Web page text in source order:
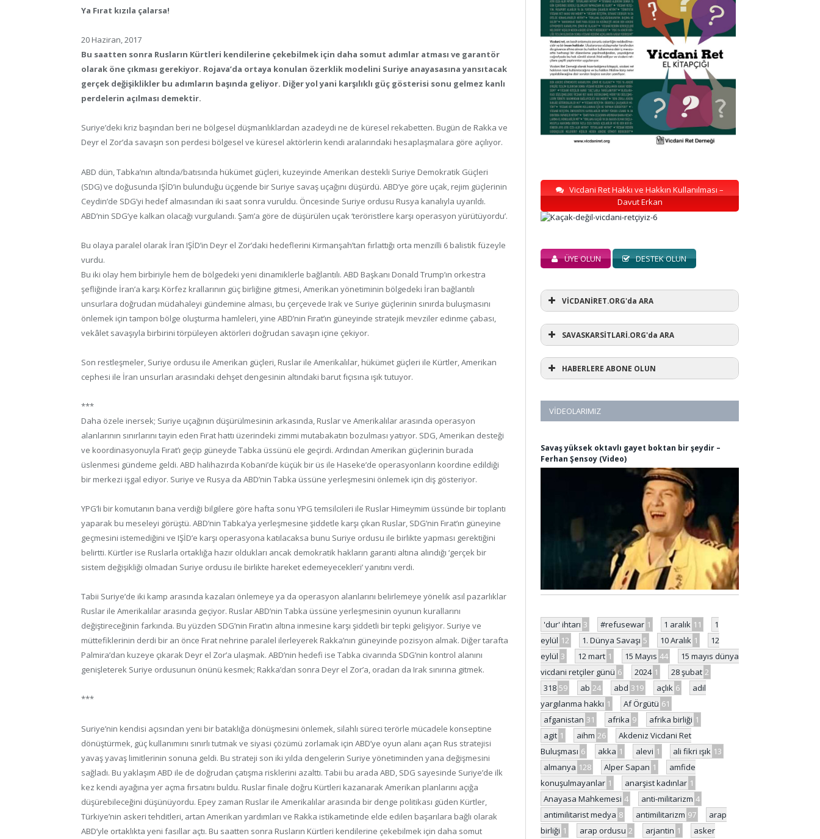
Ya Fırat kızıla çalarsa!
20 Haziran, 2017
Bu saatten sonra Rusların Kürtleri kendilerine çekebilmek için daha somut adımlar atması ve garantör
olarak öne çıkması gerekiyor. Rojava’da ortaya konulan özerklik modelini Suriye anayasasına yansıtacak
gerçek değişiklikler bu adımların başında geliyor. Diğer yol yani karşılıklı güç gösterisi sonu gelmez kanlı
perdelerin açılması demektir.
Suriye’deki kriz başından beri ne bölgesel düşmanlıklardan azadeydi ne de küresel rekabetten. Bugün de Rakka ve
Deyr el Zor’da savaşın son perdesi bölgesel ve küresel aktörlerin kendi aralarındaki hesaplaşmalara göre açılıyor.
ABD dün, Tabka’nın altında/batısında hükümet güçleri, kuzeyinde Amerikan destekli Suriye Demokratik Güçleri
(SDG) ve doğusunda IŞİD’in bulunduğu üçgende bir Suriye savaş uçağını düşürdü. ABD’ye göre uçak, rejim güçlerinin
Ceydin’de SDG’yi hedef almasından iki saat sonra vuruldu. Öncesinde Suriye ordusu Rusya kanalıyla uyarıldı.
ABD’nin SDG’ye kalkan olacağı vurgulandı. Şam’a göre de düşürülen uçak ‘teröristlere karşı operasyon yürütüyordu’.
Bu olaya paralel olarak İran IŞİD’in Deyr el Zor’daki hedeflerini Kirmanşah’tan fırlattığı orta menzilli 6 balistik füzeyle
vurdu.
Bu iki olay hem birbiriyle hem de bölgedeki yeni dinamiklerle bağlantılı. ABD Başkanı Donald Trump’ın orkestra
şefliğinde İran’a karşı Körfez krallarının güç birliğine gitmesi, Amerikan yönetiminin bölgedeki İran bağlantılı
unsurlara doğrudan müdahaleyi gündemine alması, bu çerçevede Irak ve Suriye güçlerinin sınırda buluşmasını
önlemek için tampon bölge oluşturma hamleleri, yine ABD’nin Fırat’ın güneyinde stratejik mevziler edinme çabası,
vekâlet savaşıyla birbirini törpüleyen aktörleri doğrudan savaşın içine çekiyor.
Son restleşmeler, Suriye ordusu ile Amerikan güçleri, Ruslar ile Amerikalılar, hükümet güçleri ile Kürtler, Amerikan
cephesi ile İran unsurları arasındaki dehşet dengesinin altındaki barut fıçısına ışık tutuyor.
***
Daha özele inersek; Suriye uçağının düşürülmesinin arkasında, Ruslar ve Amerikalılar arasında operasyon
alanlarının sınırlarını tayin eden Fırat hattı üzerindeki zimmi mutabakatın bozulması yatıyor. SDG, Amerikan desteği
ve koordinasyonuyla Fırat’ı geçip güneyde Tabka üssünü ele geçirdi. Ardından Amerikan güçlerinin burada
üslenmesi gündeme geldi. ABD halihazırda Kobani’de küçük bir üs ile Haseke’de operasyonların koordine edildiği
bir merkezi işgal ediyor. Suriye ve Rusya da ABD’nin Tabka üssüne yerleşmesini önlemek için diş gösteriyor.
YPG’li bir komutanın bana verdiği bilgilere göre hafta sonu YPG temsilcileri ile Ruslar Himeymim üssünde bir toplantı
yaparak bu meseleyi görüştü. ABD’nin Tabka’ya yerleşmesine şiddetle karşı çıkan Ruslar, SDG’nin Fırat’ın güneyine
geçmesini istemediğini ve IŞİD’e karşı operasyona katılacaksa bunu Suriye ordusu ile birlikte yapması gerektiğini
belirtti. Kürtler ise Ruslarla ortaklığa hazır oldukları ancak demokratik hakların garanti altına alındığı ‘gerçek bir
sistem değişikliği olmadan Suriye ordusu ile birlikte hareket edemeyecekleri’ yanıtını verdi.
Tabii Suriye’de iki kamp arasında kazaları önlemeye ya da operasyon alanlarını belirlemeye yönelik asıl pazarlıklar
Ruslar ile Amerikalılar arasında geçiyor. Ruslar ABD’nin Tabka üssüne yerleşmesinin oyunun kurallarını
değiştireceğinin farkında. Bu yüzden SDG’nin Fırat’ın altına inmesine karşı şiddetli bir tepki gelişiyor. Suriye ve
müttefiklerinin derdi bir an önce Fırat nehrine paralel ilerleyerek Rakka’nın güneyinde pozisyon almak. Diğer tarafta
Palmira’dan kuzeye çıkarak Deyr el Zor’a ulaşmak. ABD’nin hedefi ise Tabka civarında SDG’nin kontrol alanını
genişleterek Suriye ordusunun önünü kesmek; Rakka’dan sonra Deyr el Zor’a, oradan da Irak sınırına gitmek.
***
Suriye’nin kendisi açısından yeni bir bataklığa dönüşmesini önlemek, silahlı süreci terörle mücadele konseptine
dönüştürmek, güç kullanımını sınırlı tutmak ve siyasi çözümü zorlamak için ABD’ye oyun alanı açan Rus stratejisi
yavaş yavaş limitlerinin sonuna geldi. Bu strateji son iki yılda dengelerin Suriye yönetiminden yana değişmesini
sağladı. Bu yaklaşım ABD ile de doğrudan çatışma risklerini azalttı. Tabii bu arada ABD, SDG sayesinde Suriye’de ilk
kez kendi ayağına yer açma fırsatını buldu. Ruslar finale doğru Kürtleri kazanarak Amerikan planlarını açığa
düşürebileceğini düşünüyordu. Epey zaman Ruslar ile Amerikalılar arasında bir denge politikası güden Kürtler,
Türkiye’nin askeri tehditleri, artan Amerikan yardımları ve Rakka istikametinde elde edilen başarılara bağlı olarak
ABD’yle ortaklıkta yeni fasıllar açtı. Bu saatten sonra Rusların Kürtleri kendilerine çekebilmek için daha somut
Vicdani Ret Hakkı ve Hakkın Kullanılması –
Davut Erkan
ÜYE OLUN DESTEK OLUN
VİCDANİRET.ORG'da ARA
SAVASKARSİTLARİ.ORG'da ARA
HABERLERE ABONE OLUN
VIDEOLARIMIZ
Savaş yüksek oktavlı gayet boktan bir şeydir –
Ferhan Şensoy (Video)
'dur' ihtarı 3 #refusewar 1 1 aralık 11
1
eylül 12 1. Dünya Savaşı 5 10 Aralık 1
12
eylül 3 12 mart 1 15 Mayıs 44
15 mayıs dünya
vicdani retçiler günü 6 2024 1 28 şubat 2
318 59 ab 24 abd 319 açlık 6
adil
yargılanma hakkı 1 Af Örgütü 61
afganistan 31 afrika 9 afrika birliği 1
agit 1 aihm 26
Akdeniz Vicdani Ret
Buluşması 6 akka 1 alevi 1 ali fikri ışık 13
almanya 128 Alper Sapan 1
amfide
konuşulmayanlar 1 anarşist kadınlar 1
Anayasa Mahkemesi 4 anti-militarizm 4
antimilitarist medya 8 antimilitarizm 97
arap
birliği 1 arap ordusu 2 arjantin 1
asker